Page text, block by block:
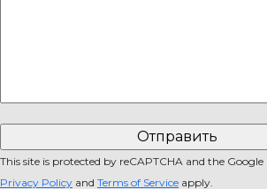
This site is protected by reCAPTCHA and the Google
Privacy Policy and Terms of Service apply.